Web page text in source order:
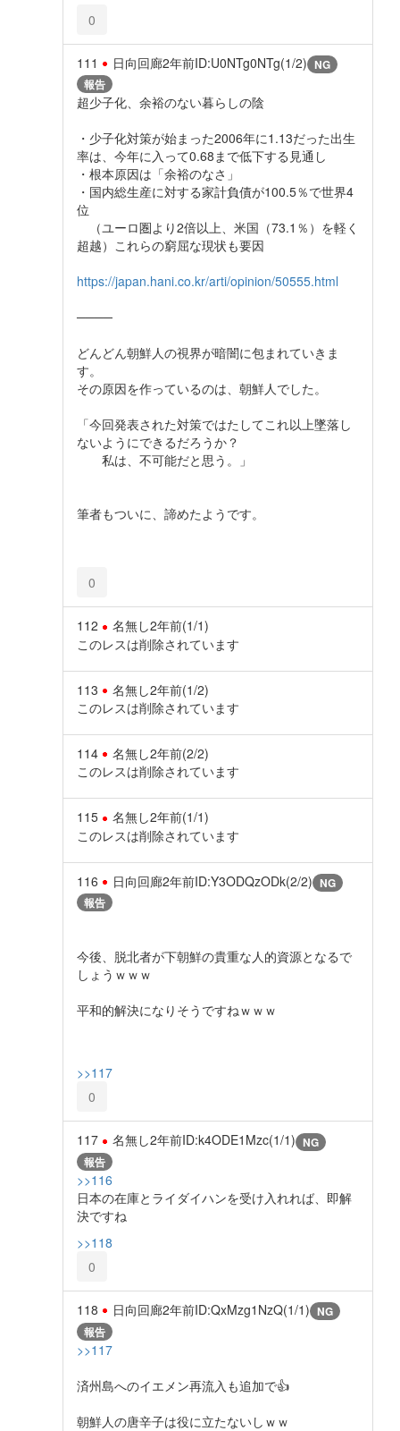
0
111 日向回廊2年前ID:U0NTg0NTg(1/2) NG
報告
超少子化、余裕のない暮らしの陰
・少子化対策が始まった2006年に1.13だった出生
率は、今年に入って0.68まで低下する見通し
・根本原因は「余裕のなさ」
・国内総生産に対する家計負債が100.5％で世界4
位
（ユーロ圏より2倍以上、米国（73.1％）を軽く
超越）これらの窮屈な現状も要因
https://japan.hani.co.kr/arti/opinion/50555.html
────
どんどん朝鮮人の視界が暗闇に包まれていきま
す。
その原因を作っているのは、朝鮮人でした。
「今回発表された対策ではたしてこれ以上墜落し
ないようにできるだろうか？
私は、不可能だと思う。」
筆者もついに、諦めたようです。
0
112 名無し2年前(1/1)
このレスは削除されています
113 名無し2年前(1/2)
このレスは削除されています
114 名無し2年前(2/2)
このレスは削除されています
115 名無し2年前(1/1)
このレスは削除されています
116 日向回廊2年前ID:Y3ODQzODk(2/2) NG
報告
今後、脱北者が下朝鮮の貴重な人的資源となるで
しょうｗｗｗ
平和的解決になりそうですねｗｗｗ
>>117
0
117 名無し2年前ID:k4ODE1Mzc(1/1) NG
報告
>>116
日本の在庫とライダイハンを受け入れれば、即解
決ですね
>>118
0
118 日向回廊2年前ID:QxMzg1NzQ(1/1) NG
報告
>>117
済州島へのイエメン再流入も追加で👍
朝鮮人の唐辛子は役に立たないしｗｗ